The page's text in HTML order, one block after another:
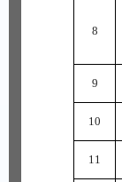
8
9
10
11